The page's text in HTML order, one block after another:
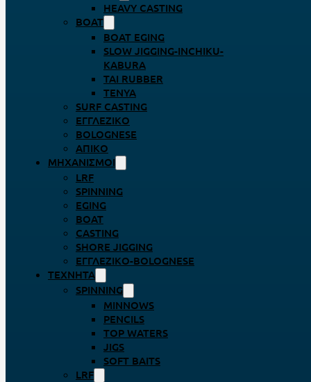
HEAVY CASTING
BOAT
BOAT EGING
SLOW JIGGING-INCHIKU-
KABURA
TAI RUBBER
TENYA
SURF CASTING
ΕΓΓΛΈΖΙΚΟ
BOLOGNESE
ΑΠΊΚΟ
ΜΗΧΑΝΙΣΜΟΊ
LRF
SPINNING
EGING
BOAT
CASTING
SHORE JIGGING
ΕΓΓΛΈΖΙΚΟ-BOLOGNESE
ΤΕΧΝΗΤΆ
SPINNING
MINNOWS
PENCILS
TOP WATERS
JIGS
SOFT BAITS
LRF